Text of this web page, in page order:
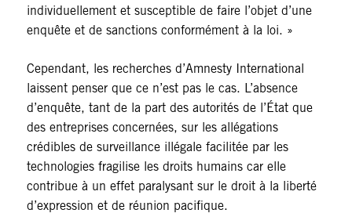
individuellement et susceptible de faire l’objet d’une
enquête et de sanctions conformément à la loi. »
Cependant, les recherches d’Amnesty International
laissent penser que ce n’est pas le cas. L’absence
d’enquête, tant de la part des autorités de l’État que
des entreprises concernées, sur les allégations
crédibles de surveillance illégale facilitée par les
technologies fragilise les droits humains car elle
contribue à un effet paralysant sur le droit à la liberté
d’expression et de réunion pacifique.